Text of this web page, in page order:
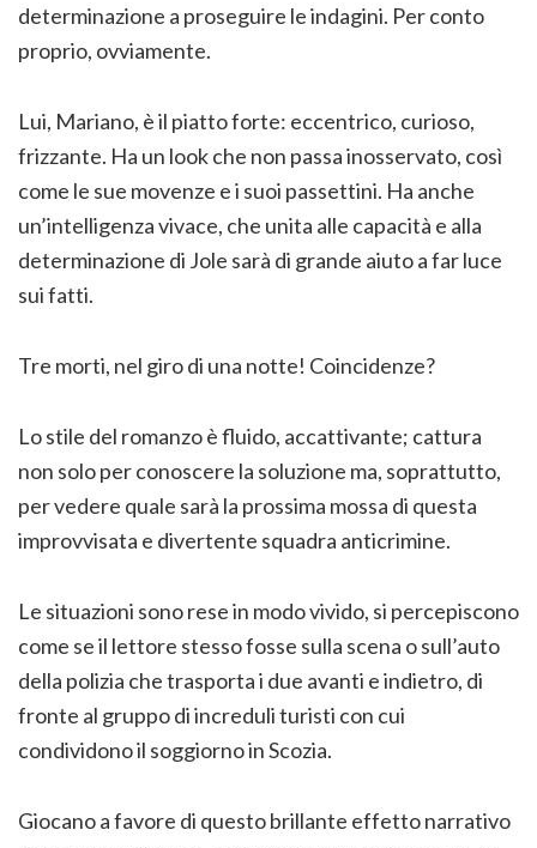
determinazione a proseguire le indagini. Per conto
proprio, ovviamente.
Lui, Mariano, è il piatto forte: eccentrico, curioso,
frizzante. Ha un look che non passa inosservato, così
come le sue movenze e i suoi passettini. Ha anche
un’intelligenza vivace, che unita alle capacità e alla
determinazione di Jole sarà di grande aiuto a far luce
sui fatti.
Tre morti, nel giro di una notte! Coincidenze?
Lo stile del romanzo è fluido, accattivante; cattura
non solo per conoscere la soluzione ma, soprattutto,
per vedere quale sarà la prossima mossa di questa
improvvisata e divertente squadra anticrimine.
Le situazioni sono rese in modo vivido, si percepiscono
come se il lettore stesso fosse sulla scena o sull’auto
della polizia che trasporta i due avanti e indietro, di
fronte al gruppo di increduli turisti con cui
condividono il soggiorno in Scozia.
Giocano a favore di questo brillante effetto narrativo